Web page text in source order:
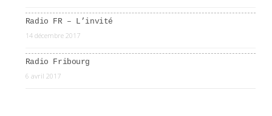
Radio FR – L’invité
14 décembre 2017
Radio Fribourg
6 avril 2017